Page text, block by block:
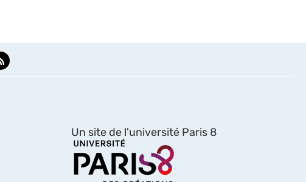
Un site de l'université Paris 8